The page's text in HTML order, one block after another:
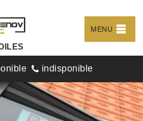
MENU
indisponible